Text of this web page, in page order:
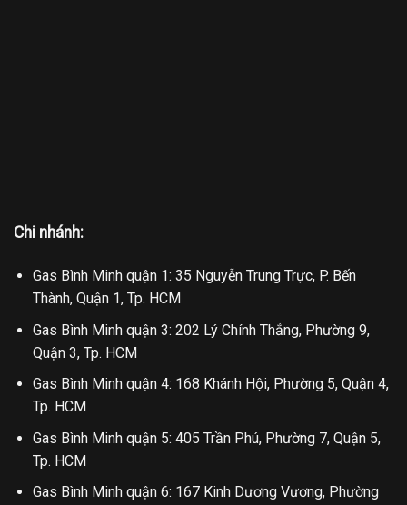
Chi nhánh:
Gas Bình Minh quận 1: 35 Nguyễn Trung Trực, P. Bến
Thành, Quận 1, Tp. HCM
Gas Bình Minh quận 3: 202 Lý Chính Thắng, Phường 9,
Quận 3, Tp. HCM
Gas Bình Minh quận 4: 168 Khánh Hội, Phường 5, Quận 4,
Tp. HCM
Gas Bình Minh quận 5: 405 Trần Phú, Phường 7, Quận 5,
Tp. HCM
Gas Bình Minh quận 6: 167 Kinh Dương Vương, Phường